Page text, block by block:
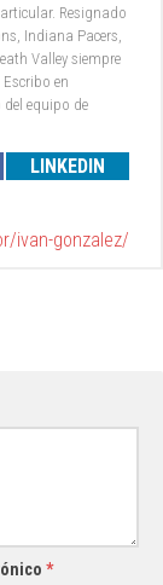
Resignado
Indiana Pacers,
Valley siempre
en
equipo de
LINKEDIN
ivan-gonzalez/
*